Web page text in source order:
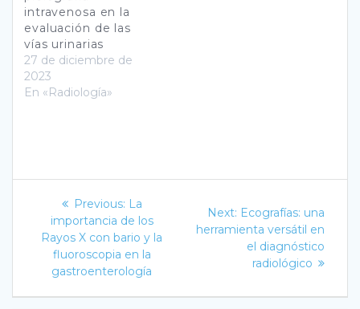
intravenosa en la
evaluación de las
vías urinarias
27 de diciembre de
2023
En «Radiología»
Navegación
entradas
Previous: Previous
post:
La
importancia de los
Rayos X con bario y la
fluoroscopia en la
gastroenterología
Next: Next
post:
Ecografías: una
herramienta versátil en
el diagnóstico
radiológico